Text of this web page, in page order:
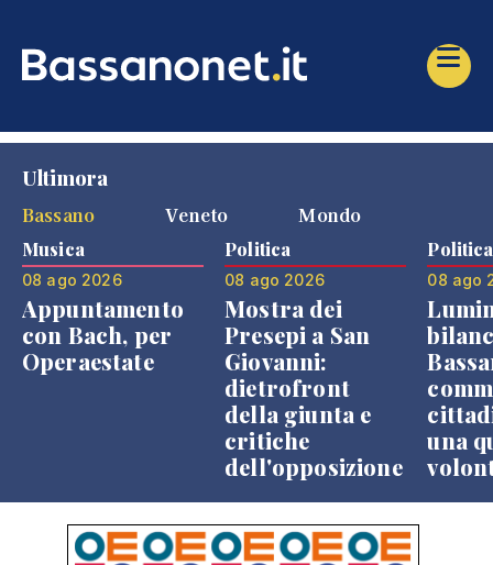
Ultimora
Bassano
Veneto Mondo
Musica
08 ago 2026
Appuntamento
con Bach, per
Operaestate
Politica
08 ago 2026
Mostra dei
Presepi a San
Giovanni:
dietrofront
della giunta e
critiche
dell'opposizione
Politica
08 ago
una